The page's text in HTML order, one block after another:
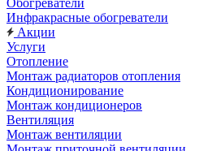
Обогреватели
Инфракрасные обогреватели
Акции
Услуги
Отопление
Монтаж радиаторов отопления
Кондиционирование
Монтаж кондиционеров
Вентиляция
Монтаж вентиляции